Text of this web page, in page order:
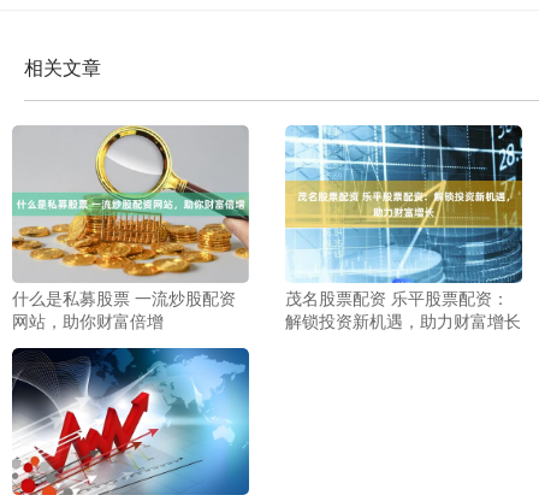
相关文章
什么是私募股票 一流炒股配资
网站，助你财富倍增
茂名股票配资 乐平股票配资：
解锁投资新机遇，助力财富增长